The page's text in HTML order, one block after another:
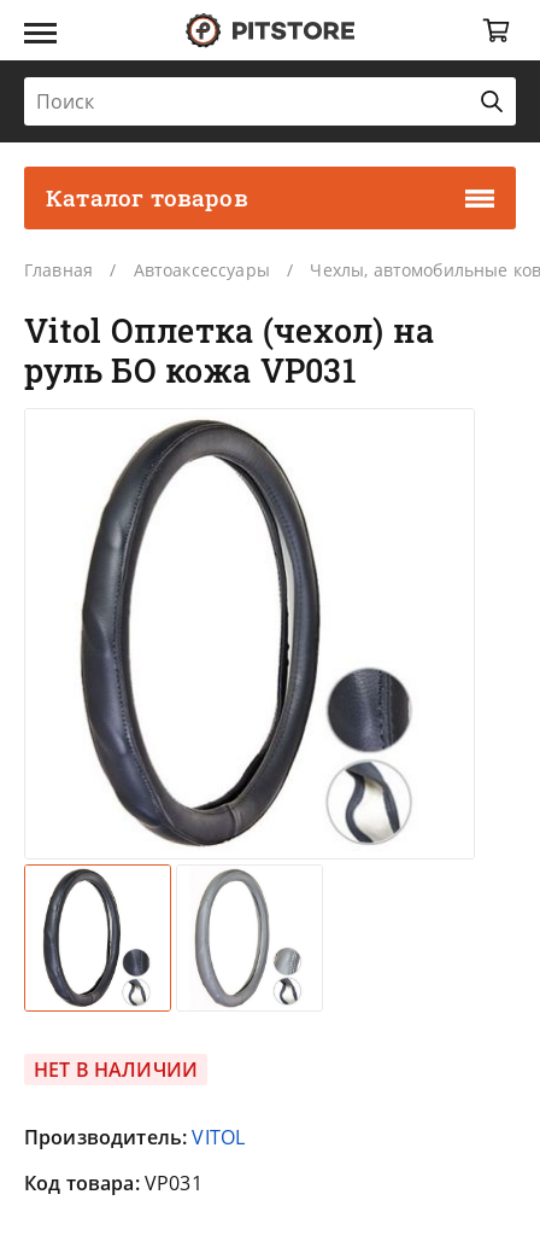
Каталог товаров
Главная Автоаксессуары Чехлы, автомобильные
Vitol Оплетка (чехол) на
руль БО кожа VP031
НЕТ В НАЛИЧИИ
Производитель:VITOL
Код товара:VP031